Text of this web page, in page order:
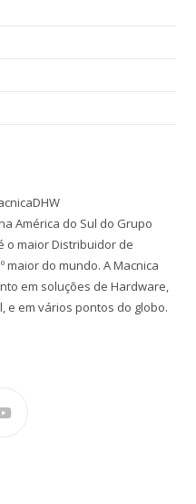
América do Sul do Grupo
o maior Distribuidor de
maior do mundo. A Macnica
em soluções de Hardware,
e em vários pontos do globo.